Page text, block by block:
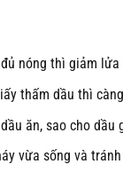
nóng thì giảm
thấm dầu thì
ăn, sao cho dầu
vừa sống và